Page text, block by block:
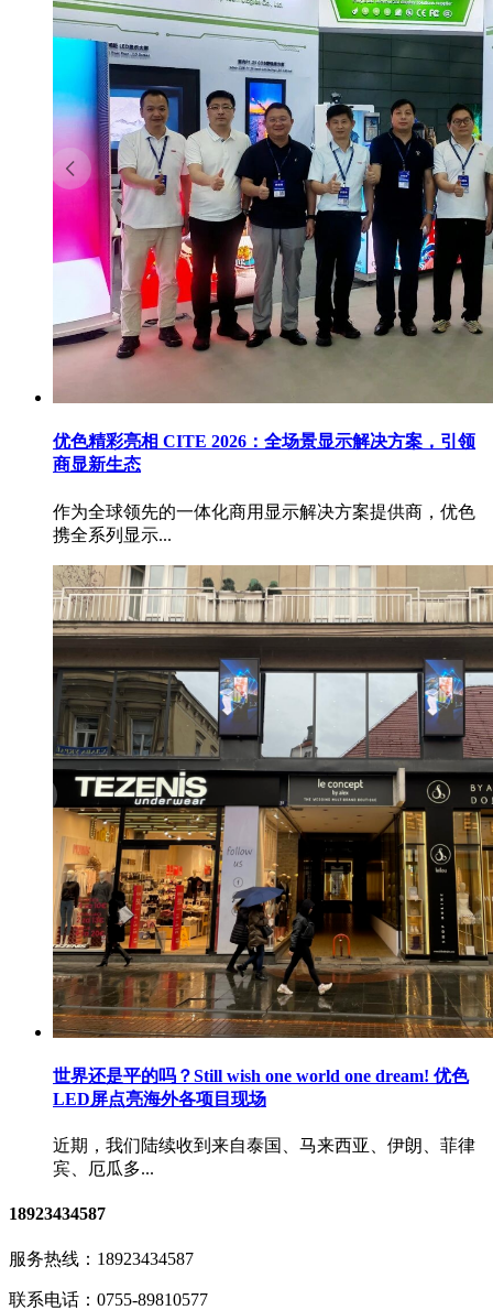
优色精彩亮相 CITE 2026：全场景显示解决方案，引领
商显新生态
作为全球领先的一体化商用显示解决方案提供商，优色
携全系列显示...
世界还是平的吗？Still wish one world one dream! 优色
LED屏点亮海外各项目现场
近期，我们陆续收到来自泰国、马来西亚、伊朗、菲律
宾、厄瓜多...
18923434587
服务热线： 18923434587
联系电话： 0755-89810577